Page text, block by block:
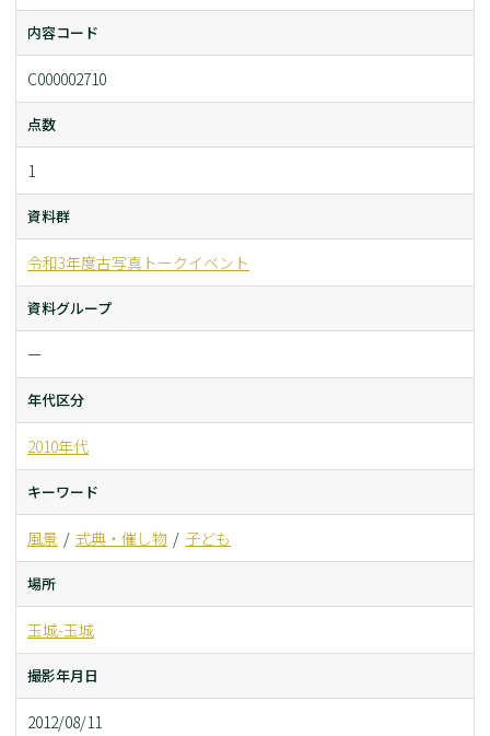
内容コード
C000002710
点数
1
資料群
令和3年度古写真トークイベント
資料グループ
ー
年代区分
2010年代
キーワード
風景 式典・催し物 子ども
場所
玉城-玉城
撮影年月日
2012/08/11